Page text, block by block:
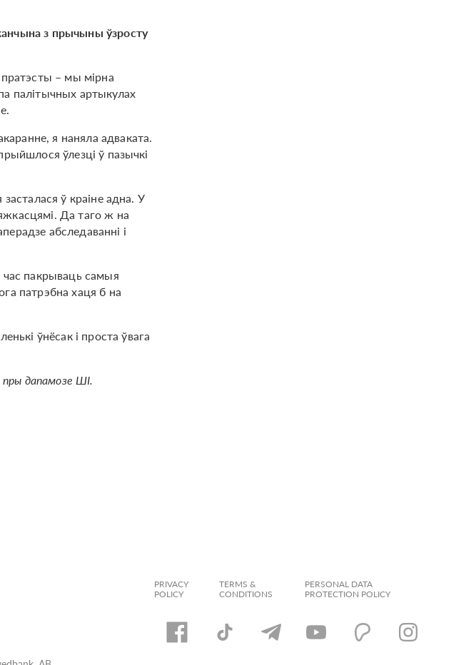
з прычыны ўзросту
– мы мірна
палітычных артыкулах
я наняла адваката.
ўлезці ў пазычкі
ў краіне адна. У
Да таго ж на
абследаванні і
час пакрываць самыя
патрэбна хаця б на
ўнёсак і проста ўвага
пры дапамозе ШІ.
PRIVACY
POLICY
TERMS &
CONDITIONS
PERSONAL DATA
PROTECTION POLICY